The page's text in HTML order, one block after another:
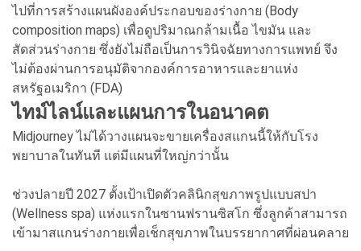
ไปที่การสร้างแผนผังองค์ประกอบของร่างกาย (Body
composition maps) เพื่อดูปริมาณกล้ามเนื้อ ไขมัน และ
สัดส่วนร่างกาย ซึ่งยังไม่ถือเป็นการวินิจฉัยทางการแพทย์ จึง
ไม่ต้องผ่านการอนุมัติจากองค์การอาหารและยาแห่ง
สหรัฐอเมริกา (FDA)
ไทม์ไลน์และแผนการในอนาคต
Midjourney ไม่ได้วางแผนจะขายเครื่องสแกนนี้ให้กับโรง
พยาบาลในทันที แต่มีแผนที่ใหญ่กว่านั้น
ช่วงปลายปี 2027 ตั้งเป้าเปิดตัวคลินิกสุขภาพรูปแบบสปา
(Wellness spa) แห่งแรกในซานฟรานซิสโก ซึ่งลูกค้าสามารถ
เข้ามาสแกนร่างกายเพื่อเช็กสุขภาพในบรรยากาศที่ผ่อนคลาย